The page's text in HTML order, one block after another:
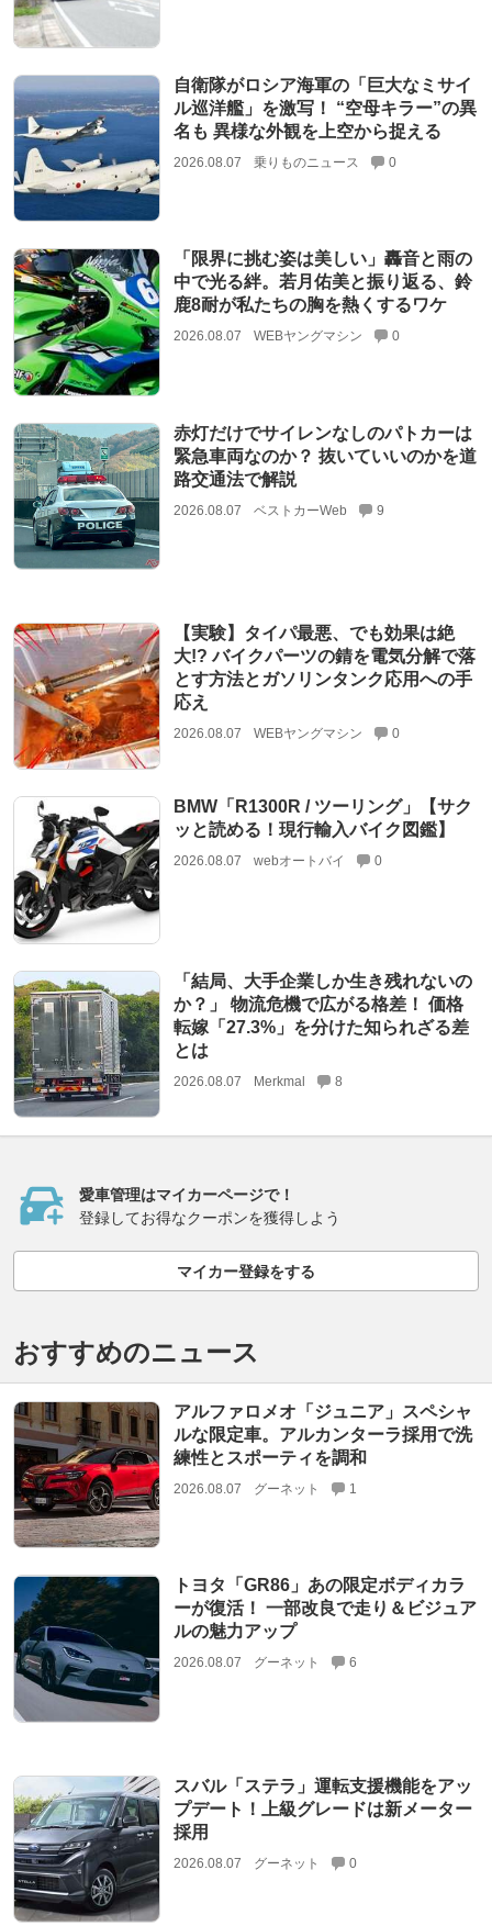
自衛隊がロシア海軍の「巨大なミサイ
ル巡洋艦」を激写！ “空母キラー”の異
名も 異様な外観を上空から捉える
2026.08.07 乗りものニュース 0
「限界に挑む姿は美しい」轟音と雨の
中で光る絆。若月佑美と振り返る、鈴
鹿8耐が私たちの胸を熱くするワケ
2026.08.07 WEBヤングマシン 0
赤灯だけでサイレンなしのパトカーは
緊急車両なのか？ 抜いていいのかを道
路交通法で解説
2026.08.07 ベストカーWeb 9
【実験】タイパ最悪、でも効果は絶
大!? バイクパーツの錆を電気分解で落
とす方法とガソリンタンク応用への手
応え
2026.08.07 WEBヤングマシン 0
BMW「R1300R / ツーリング」【サク
ッと読める！現行輸入バイク図鑑】
2026.08.07 webオートバイ 0
「結局、大手企業しか生き残れないの
か？」 物流危機で広がる格差！ 価格
転嫁「27.3%」を分けた知られざる差
とは
2026.08.07 Merkmal 8
愛車管理はマイカーページで！
登録してお得なクーポンを獲得しよう
マイカー登録をする
おすすめのニュース
アルファロメオ「ジュニア」スペシャ
ルな限定車。アルカンターラ採用で洗
練性とスポーティを調和
2026.08.07 グーネット 1
トヨタ「GR86」あの限定ボディカラ
ーが復活！ 一部改良で走り＆ビジュア
ルの魅力アップ
2026.08.07 グーネット 6
スバル「ステラ」運転支援機能をアッ
プデート！上級グレードは新メーター
採用
2026.08.07 グーネット 0